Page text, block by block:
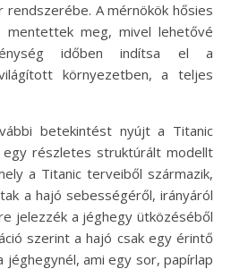
A mérnökök hősies
meg, mivel lehetővé
időben indítsa el a
környezetben, a teljes
betekintést nyújt a Titanic
egy részletes struktúrált modellt
a Titanic terveiből származik,
a hajó sebességéről, irányáról
jelezzék a jéghegy ütközéséből
szerint a hajó csak egy érintő
ami egy sor, papírlap